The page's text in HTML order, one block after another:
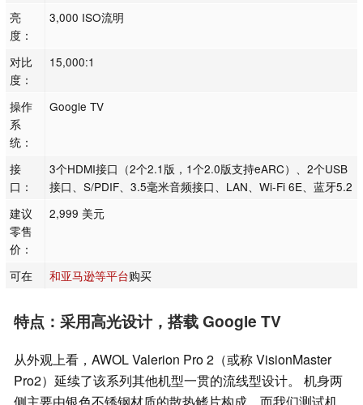
亮
度：
3,000 ISO流明
对比
度：
15,000:1
操作
系
统：
Google TV
接
口：
3个HDMI接口（2个2.1版，1个2.0版支持eARC）、2个USB
接口、S/PDIF、3.5毫米音频接口、LAN、Wi-Fi 6E、蓝牙5.2
建议
零售
价：
2,999 美元
可在 和亚马逊等平台购买
特点：采用高光设计，搭载 Google TV
从外观上看，AWOL Valerion Pro 2（或称 VisionMaster
Pro2）延续了该系列其他机型一贯的流线型设计。 机身两